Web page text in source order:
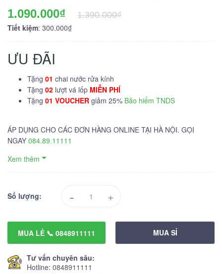
1.090.000₫
1.390.000₫
Tiết kiệm: 300.000₫
ƯU ĐÃI
Tặng 01 chai nước rửa kính
Tặng 02 lượt vá lốp MIỄN PHÍ
Tặng 01 VOUCHER giảm 25% Bảo hiểm TNDS
ÁP DỤNG CHO CÁC ĐƠN HÀNG ONLINE TẠI HÀ NỘI. GỌI
NGAY 084.89.11111
Xem thêm
Số lượng: - +
MUA LẺ 📞 0848911111 MUA SỈ
Tư vấn chuyên sâu:
Hotline: 0848911111